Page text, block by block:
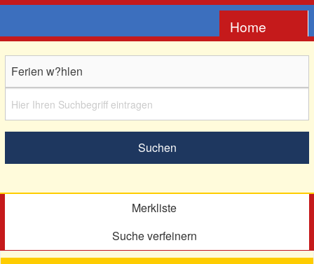
NAVIGATION
Home
Anbieter
Impressum
Merkliste
Suche verfeinern